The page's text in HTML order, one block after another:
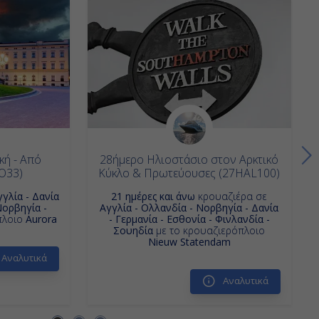
- Από
- Δανία
-
Aurora
28ήμερο Ηλιοστάσιο στον Αρκτικό
Κύκλο & Πρωτεύουσες (27HAL100)
21 ημέρες και άνω κρουαζιέρα σε
Αγγλία - Ολλανδία - Νορβηγία - Δανία
- Γερμανία - Εσθονία - Φινλανδία -
Σουηδία με το κρουαζιερόπλοιο
Nieuw Statendam
Αναλυτικά